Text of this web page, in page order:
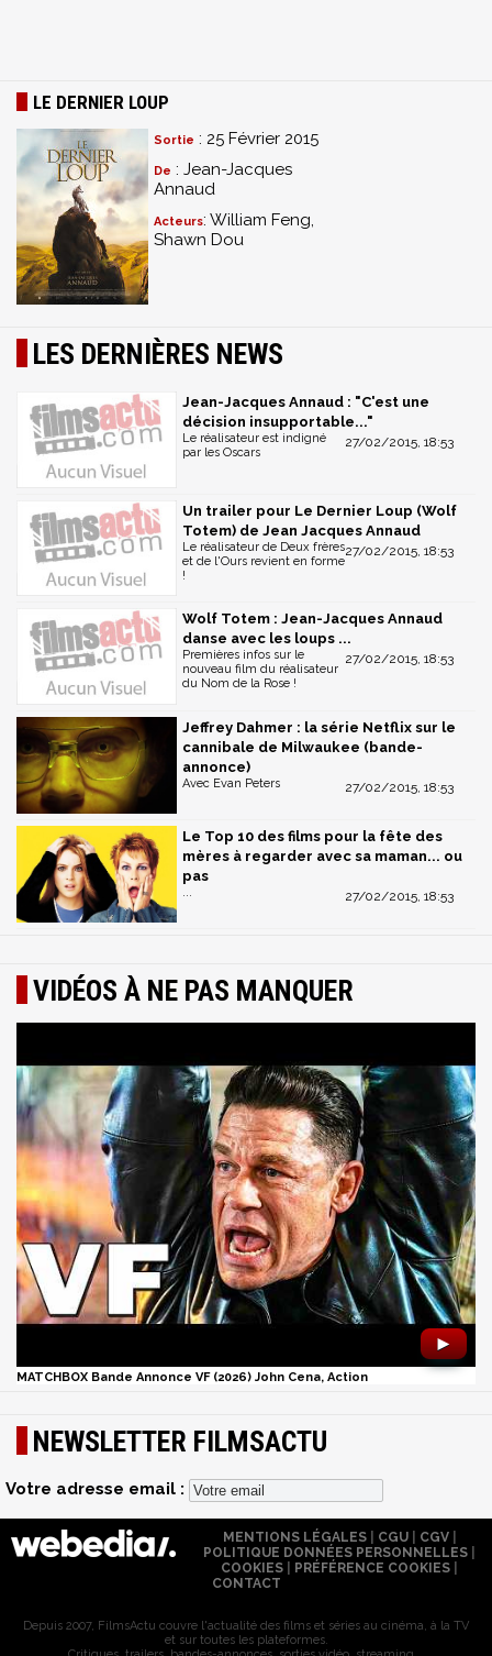
LE DERNIER LOUP
Sortie : 25 Février 2015
De : Jean-Jacques
Annaud
Acteurs: William Feng,
Shawn Dou
LES DERNIÈRES NEWS
Jean-Jacques Annaud : "C'est une
décision insupportable..."
27/02/2015, 18:53
Le réalisateur est indigné
par les Oscars
Un trailer pour Le Dernier Loup (Wolf
Totem) de Jean Jacques Annaud
27/02/2015, 18:53
Le réalisateur de Deux frères
et de l'Ours revient en forme
!
Wolf Totem : Jean-Jacques Annaud
danse avec les loups ...
27/02/2015, 18:53
Premières infos sur le
nouveau film du réalisateur
du Nom de la Rose !
Jeffrey Dahmer : la série Netflix sur le
cannibale de Milwaukee (bande-
annonce)
27/02/2015, 18:53
Avec Evan Peters
Le Top 10 des films pour la fête des
mères à regarder avec sa maman... ou
pas
27/02/2015, 18:53
...
VIDÉOS À NE PAS MANQUER
►
MATCHBOX Bande Annonce VF (2026) John Cena, Action
NEWSLETTER FILMSACTU
Votre adresse email :
MENTIONS LÉGALES| CGU| CGV|
POLITIQUE DONNÉES PERSONNELLES
COOKIES
PRÉFÉRENCE COOKIES
CONTACT
Depuis 2007, FilmsActu couvre l'actualité des films et séries au cinéma, à la TV
et sur toutes les plateformes.